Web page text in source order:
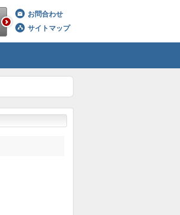
お問合わせ
サイトマップ